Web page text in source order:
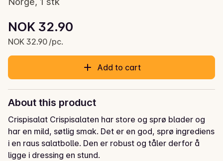
Current price is: NOK 32.90
NOK 32.90
NOK 32.90 /pc.
Unit price: NOK 32.90 /pc.
Add to cart
About this product
Crispisalat Crispisalaten har store og sprø blader og
har en mild, søtlig smak. Det er en god, sprø ingrediens
i en raus salatbolle. Den er robust og tåler derfor å
ligge i dressing en stund.